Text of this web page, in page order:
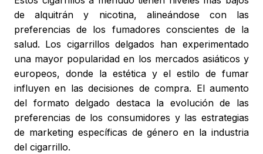
de alquitrán y nicotina, alineándose con las
preferencias de los fumadores conscientes de la
salud. Los cigarrillos delgados han experimentado
una mayor popularidad en los mercados asiáticos y
europeos, donde la estética y el estilo de fumar
influyen en las decisiones de compra. El aumento
del formato delgado destaca la evolución de las
preferencias de los consumidores y las estrategias
de marketing específicas de género en la industria
del cigarrillo.